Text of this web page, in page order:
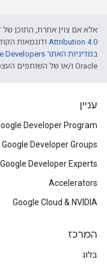
אלא אם צוין אחרת, התוכן של
Attribution 4.0 ודוגמאות
במדיניות האתר Google Developers‏
Oracle ו/או של השותפים העצמאיים שלה.
עניין
Developer Program
Google Developer Groups
Google Developer Experts
Accelerators
Google Cloud & NVIDIA
המרכז
בלוג